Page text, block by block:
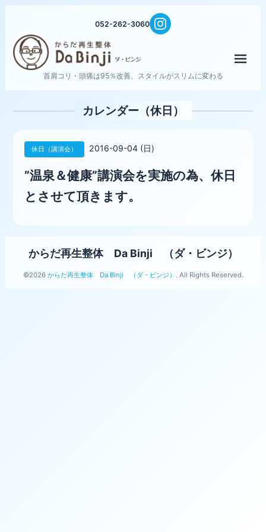
052-262-3060
首肩コリ・頭痛は95％改善、スタイルがスリムに変わる
カレンダー（休日）
休日（講演会） 2016-09-04 (日)
”温泉＆健康”講演会を実施の為、休日
とさせて頂きます。
からだ再生整体 Da Binji （ダ・ビンジ）
©2026 からだ再生整体 Da Binji （ダ・ビンジ） . All Rights Reserved.